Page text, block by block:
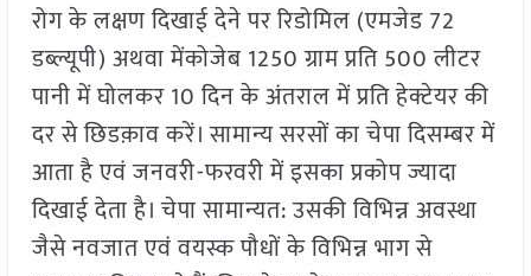
रोग के लक्षण दिखाई देने पर रिडोमिल (एमजेड 72
डब्ल्यूपी) अथवा मेंकोजेब 1250 ग्राम प्रति 500 लीटर
पानी में घोलकर 10 दिन के अंतराल में प्रति हेक्टेयर की
दर से छिडक़ाव करें। सामान्य सरसों का चेपा दिसम्बर में
आता है एवं जनवरी-फरवरी में इसका प्रकोप ज्यादा
दिखाई देता है। चेपा सामान्यत: उसकी विभिन्न अवस्था
जैसे नवजात एवं वयस्क पौधों के विभिन्न भाग से